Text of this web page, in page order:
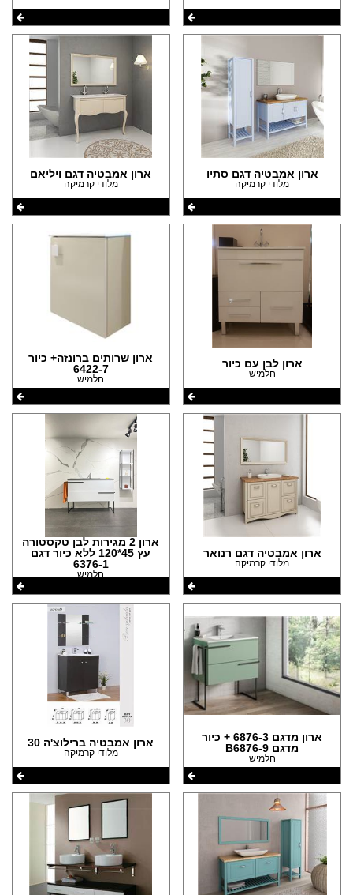
ארון אמבטיה דגם סתיו
מלודי קרמיקה
ארון אמבטיה דגם ויליאם
מלודי קרמיקה
ארון לבן עם כיור
חלמיש
ארון שרותים ברונזה+ כיור
6422-7
חלמיש
ארון אמבטיה דגם רנואר
מלודי קרמיקה
ארון 2 מגירות לבן טקסטורה
עץ 45*120 ללא כיור דגם
6376-1
חלמיש
ארון מדגם 6876-3 + כיור
מדגם B6876-9
חלמיש
ארון אמבטיה ברילוצ'ה 30
מלודי קרמיקה